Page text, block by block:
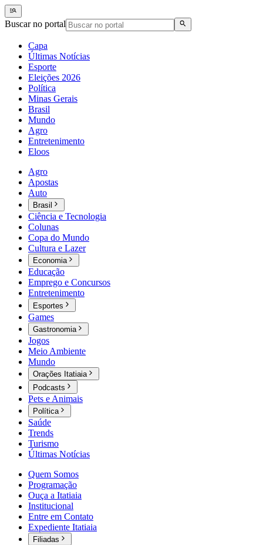
Buscar no portal
Capa
Últimas Notícias
Esporte
Eleições 2026
Política
Minas Gerais
Brasil
Mundo
Agro
Entretenimento
Eloos
Agro
Apostas
Auto
Brasil
Ciência e Tecnologia
Colunas
Copa do Mundo
Cultura e Lazer
Economia
Educação
Emprego e Concursos
Entretenimento
Esportes
Games
Gastronomia
Jogos
Meio Ambiente
Mundo
Orações Itatiaia
Podcasts
Pets e Animais
Política
Saúde
Trends
Turismo
Últimas Notícias
Quem Somos
Programação
Ouça a Itatiaia
Institucional
Entre em Contato
Expediente Itatiaia
Filiadas